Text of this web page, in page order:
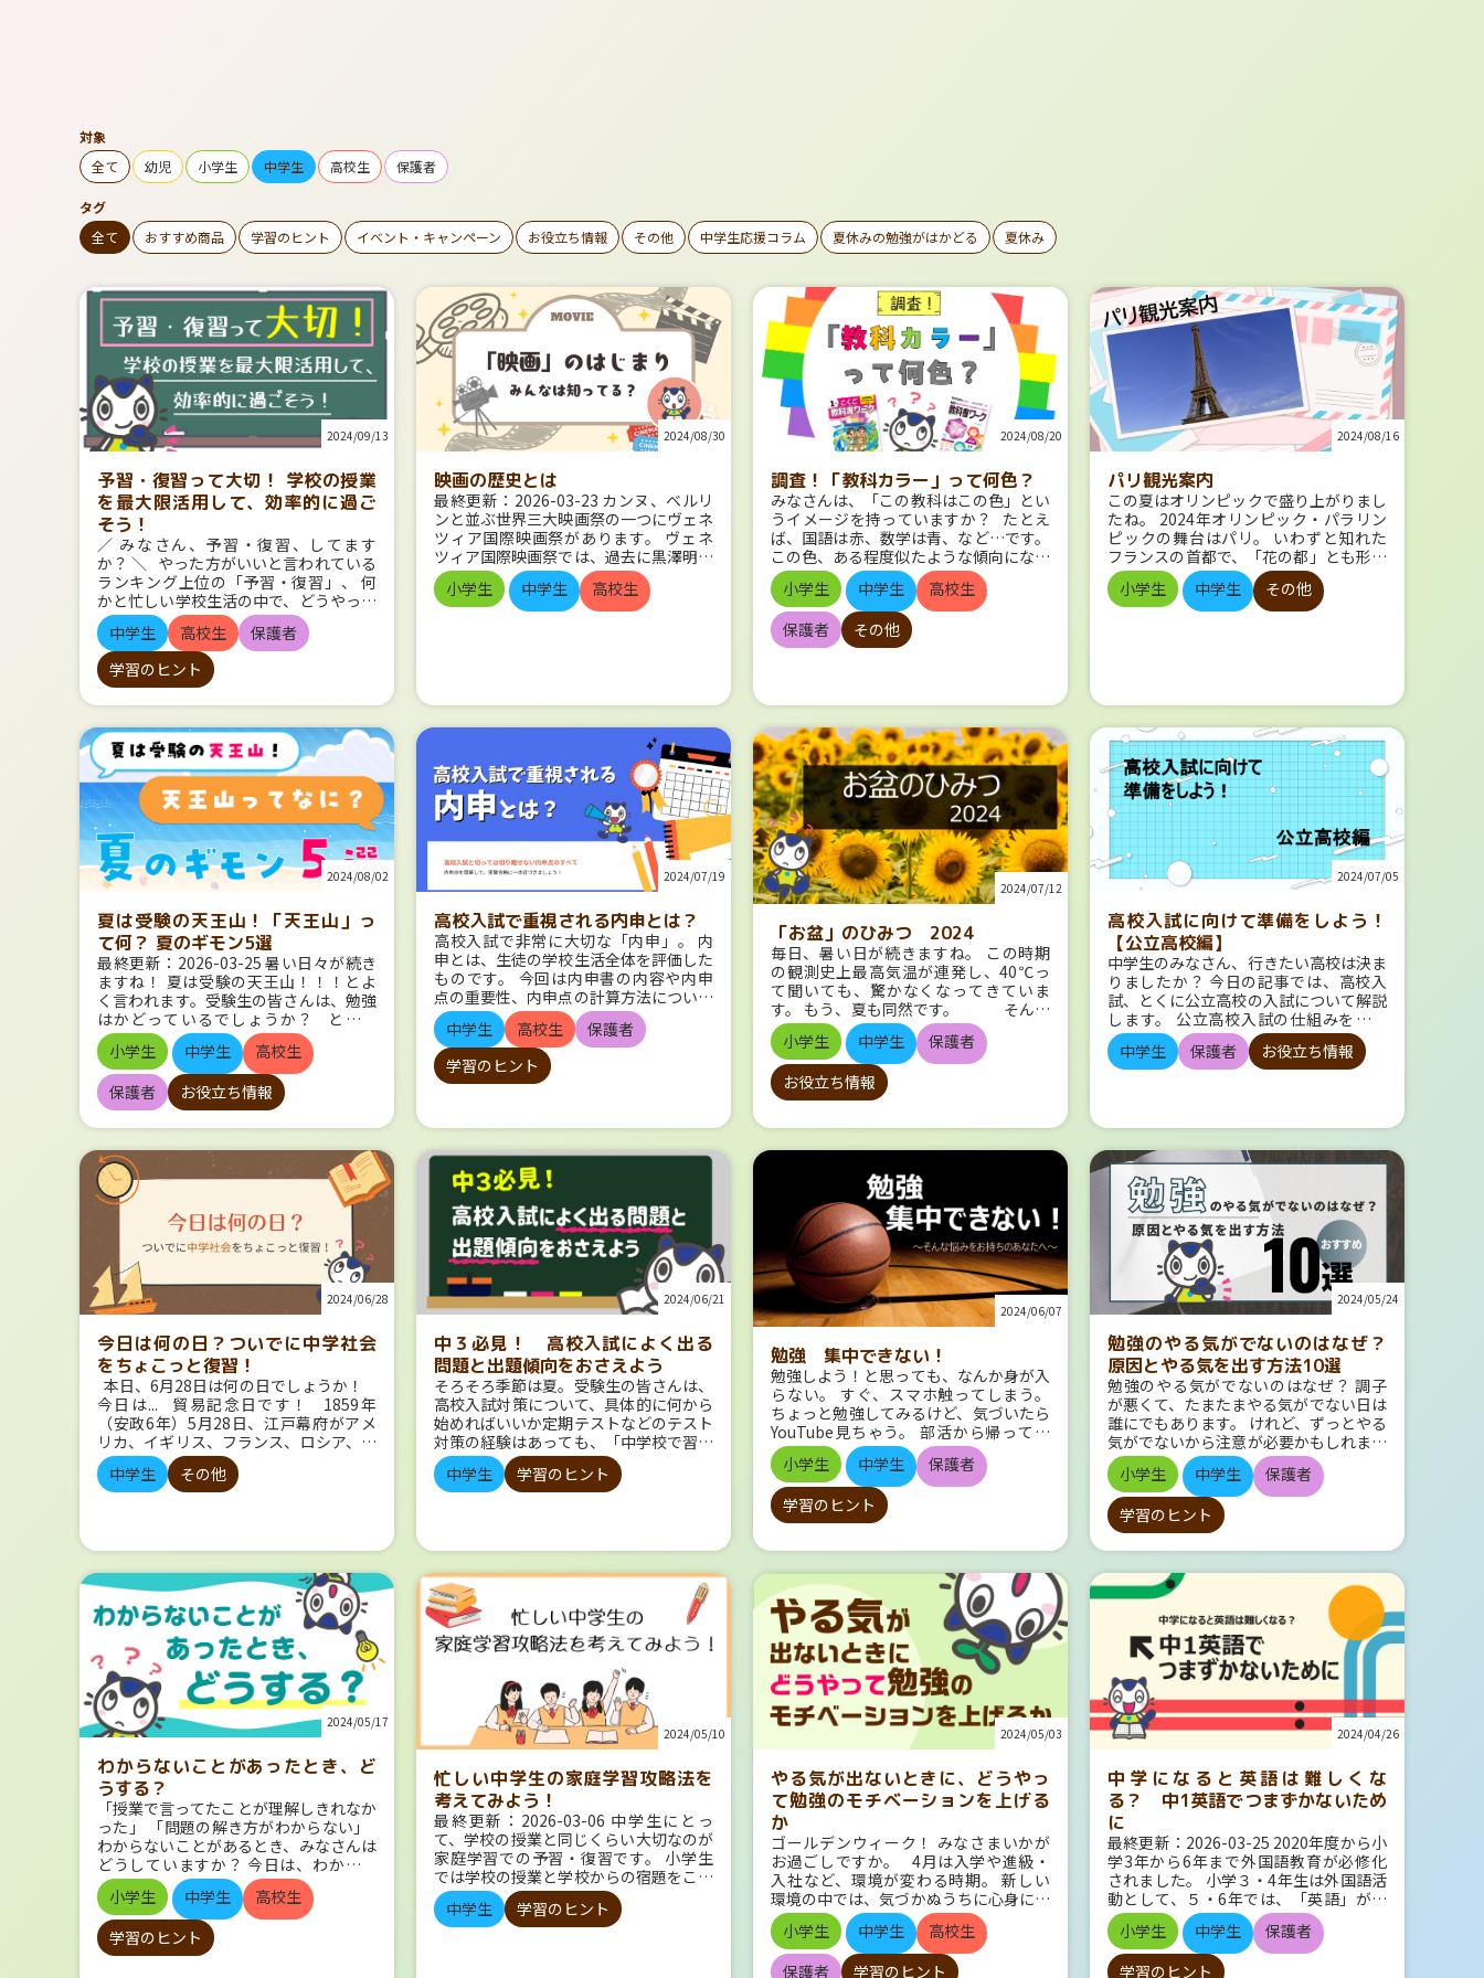
対象
全て
幼児 小学生 中学生 高校生 保護者
タグ
全て
おすすめ商品 学習のヒント イベント・キャンペーン お役立ち情報 その他 中学生応援コラム 夏休みの勉強がはかどる 夏休み
2024/09/13
予習・復習って大切！ 学校の授業
を最大限活用して、効率的に過ご
そう！
／ みなさん、予習・復習、してます
か？ ＼ やった方がいいと言われている
ランキング上位の「予習・復習」、 何
かと忙しい学校生活の中で、どうやって
やればいいの？ほんとにやる意味ある
の？？と思うこともあります。 結論か
ら言うと、意味はあります！ 今日は、
予習・復習の重要性と、やり方のポイン
トについてお話します。 予習・復
習の重要性 予習・授業・復習のサイ
クル 学校生活で最も大きな時間を占め
るのは、授業時間です。 ここを有効活
用しない手はありません。 予習・復習
は、”学校の授業”の価値を最大限高める
ものと言えます。 予習で準備をするこ
とで、授業中に話をしっかり聞けるよう
になります。 また、事前にわからない
ことを整理でき、どこを特に重点的に聞
けばいいかがわかります。 そして復習
つける。 予習→授業→復習のサイクル
で、学校の授業で学ぶ内容を増やし、そ
の他の時間を効率的に使えるようにしま
しょう。 テスト・入試対策への布石
今述べた通り、予習・復習をすること
で、 ”学校の授業”の中で自分の苦手の
発見・克服や、学習内容の定着をはかる
ことができるようになります。 すると、
テスト対策のスタート地点が変わってき
ます。 わからないことをわかるように
するところからではなく、練習に時間を
さけるようになるのです。 また、予
つけていけば、受験勉強の土台にもなり
ます。 やりたいことがたくさんある人
こそやろう 部活・習い事・趣味で毎日
忙しくて、時間がとれない！ そんな人
こそ、1日30分でも10分でもいいので、
予習・復習をしておくことをおすすめし
ます。 なぜなら、先ほども述べたよう
に、ちょっとした積み重ねが受験勉強の
アドバンテージとなるからです。 「受
験生になったら勉強しかやってはいけな
い」なんてことはありません。 ただ
し、土台ができていなければそこに時間
がとられ、結果的に勉強以外に時間が避
けないかもしれません。 受験期にも勉
強以外のやりたいことをやりたい、とい
う気持ちがあるのなら、 ちょっとずつ
でも今から布石を打っておきましょう。
予習・復習のメリット 予習・復習そ
なことはありませんか？ 英語の予習を
していなかった！！ ↓ 授業中、当て
られる前に和訳しなきゃ！と必死で辞書
をぱらぱら ↓ その間に先生が言って
いたことはほとんど聞けておらず、ノー
トもとれていない 予習は、こんな事態
を避けるために有効です。 しっかり準
備をして授業に臨むことで、落ち着いて
話を聞き、ノートをとることができま
す。 授業で聞くべきポイントがわかる
予習をしておくと、「ここは
どういうことだ？」という部分が出てき
ます。 疑問を持ちながら授業を聞くこ
とで、授業中に解決しやすくなります。
また、気になることがあると話を聞くの
も少し楽しくなりますよね。 授業に積
極的に参加できる 授業中の発言、した
方がいいと思っていても、なかなか手が
挙げられない… それは、答えが合って
いるか自信がないから、であることが多
いですよね。 予習をし、聞かれそうな
ポイントをあらかじめ見ておくことで、
中学生 高校生
保護者
学習のヒント
2024/08/30
映画の歴史とは
最終更新：2026-03-23 カンヌ、ベルリ
ンと並ぶ世界三大映画祭の一つにヴェネ
ツィア国際映画祭があります。 ヴェネ
ツィア国際映画祭では、過去に黒澤明監
督、稲垣浩監督、北野武監督が最高賞で
ある金獅子賞を受賞しています。また、
2023年開催された第80回ヴェネツィア
ェネツィア国際映画祭。最も歴史のある
国際映画祭だといわれていますが、皆さ
ん、そもそも映画のはじまりはいつか知
っていますか？ 今日は映画の誕生から
現代まで、その歴史を一緒に探ってみま
しょう！ 映画の始まり キネトスコ
ープの誕生 映画が誕生する前、人々は
絵を動かして見せる「動く絵」のような
ものに夢中でした。そんな中、19世紀
後半にアメリカの発明家トーマス・エジ
ソンが「キネトスコープ」という装置を
発明しました。この装置は箱の中にフィ
ルムを通し、それを上部についている覗
き穴から覗き、動く映像を見るものでし
た。今ある映画館のようにみんなで一緒
に観るのではなく、1人ずつ見るものだ
ったのです。 シネマトグラフの誕生
しかし、「キネトスコープ」による映像
はまだ映画と呼べるものではありません
でした。「映画」が誕生したのは、フラ
ンスのリュミエール兄弟が「シネマトグ
カメラと映写機が一体となった装置で、
1895年にパリで初めて一般公開されま
した。公開された「映画」は10編から
なる実写映画。彼らが撮影した『リュミ
エール工場の出口』という短い映像が
「映画」としての第一歩を踏み出したも
のとされています。 たった数十秒の短
い映像だったのですが、人々はまるで魔
法を見ているかのように驚きました。
て、実際に動いている映像をスクリーン
で見ることは大きな衝撃だったのです。
サイレント時代 さて、「映画」とい
えど、最初は物語性がない映像ばかりで
した。時代が下り20世紀にはいるとス
トーリー性をもつものの制作がはじまり
ます。 また、映画が誕生してからしば
らくの間、映画には音がありませんでし
た。これを「サイレント映画」と呼びま
オーケストラが演奏する音楽で楽しむも
のでした。言葉は画面にテキストとして
表示され、観客はそれを読みながらスト
ーリーを理解します。 セリフがないた
め、俳優たちは大げさな表情や動きを使
って感情を表現しました。例えば、チャ
ールズ・チャップリンという有名な俳
優。彼はその独特な動きや表情で、観客
に笑いと感動を届けました。 彼の作品
『キッド』や『モダンタイムス』は今で
も多くの人々に愛されていますね。この
時代、映画そのものの技術もどんどん進
化していきました。次第にカメラの動き
や編集技術も発展し、より複雑で面白い
物語が描かれるようになりました。
サイレントからトーキーへ 1920年代後
半、映画に革命が起こります。「音」の
導入です。この音が入った新しいタイプ
の映画を「トーキー映画」と呼びます。
1927年、映画『ジャズ・シンガー』が
公開され、最初のトーキー映画として
小学生 中学生 高校生
2024/08/20
調査！「教科カラー」って何色？
みなさんは、「この教科はこの色」とい
うイメージを持っていますか？ たとえ
ば、国語は赤、数学は青、など…です。
この色、ある程度似たような傾向になる
かと思えば、「え？その色なの！？」と
驚くこともありますよね。 SNSでも度々
話題となっている問題です。 『教科書
ワーク』の出版社、文理では、教科色が
だいたい決まっています。 なぜ今の色
にはどういうイメージが多いのだろう
か？ ということで、文理LINE公式アカ
ウントの友だちを対象に、アンケートを
実施しました。 ー実施内容ー 回答期
間：2024/8/16~8/19 回答人数：609名
国語、算数・数学、理科、社会、英語そ
れぞれについて、次の選択肢から選び回
答 ・赤系（ピンクも含む） ・青系 ・緑
系 ・オレンジ系（黄色も含む） ・紫系
・その他 ご協力くださった皆さん、あ
りがとうございました！ 早速結果を見
倒的多数で、赤系（ピンク含む）でし
た！ 次に多いのはオレンジ色で、暖色
系のイメージが強いようです。 ちなみ
に国語がオレンジ系であるときは、英語
が赤系であることが多かったです。 紫
からは、古文や漢文のようなイメージも
感じます。 算数・数学は？ これも圧
倒的な得票差で、青系が１位でした。
他の教科と比べても、イメージが共通し
ているようです。 その中でも、暖色の
の教科で青系を選んでいることがほとん
どでした。 理科は？ 理科は１位が緑
系、差はありますが、次点がオレンジ・
黄色でした。 自然を扱うこと、理系科
目で数学と同じ寒色のイメージがあるこ
となどからでしょうか。 理科がオレン
ジ系である場合、社会を緑色と置いてい
る場合が多いです。 理科は物理・科
学・生物・地学と４分野があり、どの分
野が最初に頭に浮かぶかによってもイメ
ージは異なるのかもしれません。 社会
は？ 1位はオレンジ系（黄色を含む）で
した。 2位は緑系で、そうとらえる場合
は理科がオレンジ系になるケースが多い
です。 または、理科が紫・社会が緑・
英語がオレンジ系、もよく見られまし
た。 オレンジ系が強い理由として、国
語が赤、算数・数学が青、理科が緑と考
えた場合は、 オレンジや黄色が残る、
という可能性や、歴史や地理から土のイ
の他のうち、22票は茶色でした） 理科
と同様に、地理は緑、歴史は茶色、公民
は紫…など、分野によっても印象が変わ
るかもしれませんね。 英語は？ 英語は
比較的分かれる結果となりました。 １
位は紫系ですが、オレンジ系、赤系もそ
こそこの得票です。 今回選択肢を統合
してしまいましたが、4教科以外の色と
してピンクや黄色を使うパターンが多い
のかもしれませんし、 教科のイメージ
というより、他の4教科以外の色という
ことで、ばらけているのかもしれませ
ん。 特徴的だったのは「その他」の解
答も多種多様であったことと、「何色で
もない」「特にイメージがない」「虹
色」などの解答があったことです。 結
果について 大きな傾向としては、 国語
＝赤・ピンク 算数・数学＝青 理科＝緑
社会＝オレンジ・黄 英語＝紫 が多いよ
うです。 国語が赤、算数・数学が青、
はかなり強く、その他の色をどの教科に
割り振るかには多少ばらつきがあります
ね。 ところで… 教科そのものに対し
小学生 中学生
高校生
保護者
その他
2024/08/16
パリ観光案内
この夏はオリンピックで盛り上がりまし
たね。 2024年オリンピック・パラリン
ピックの舞台はパリ。 いわずと知れた
フランスの首都で、「花の都」とも形容
されます。 今日はそんなパリについて
調べてみました。 パリの地形 パリはフ
ランスの中北部にあるフランス最大の都
「エスカルゴ」と形容されます。 （画
像出典：https://jp.freepik.com/free-v
ector/hand-drawn-town-map-illustra
tion_30121019.htm#fromView=searc
h&page=1&position=2&uuid=8c4b82
ba-e6ae-45b8-b89e-609a511e8836 著
作者：freepik） 古代から都市として
栄えたパリですが、おおよそ現在のよう
な形になったのは19世紀のことです。
当時のセーヌ県知事であるジョルジュ・
オスマンによって「パリ改造」と呼ばれ
る都市整備が行われました。 パリの名
所 パリには観光名所がたくさんありま
すね。有名どころをいくつかご紹介しま
す。 凱旋門 フランス語で「勝利のアー
チ」を意味する凱旋門。 凱旋門はヨー
ロッパ各地に見られますが、シャンゼリ
ゼ通りの西端にある「エトワール凱旋
門」は「凱旋門といえばコレ」というほ
ど有名ですね。 19世紀にナポレオンが
認める観光名所エッフェル塔ですが、当
時としては奇抜な外見だったため賛否両
論で、著名な芸術家たちによる論争が起
きました。 ルーブル美術館 実に30万
点以上の美術品を所蔵している世界最大
級の美術館です。建物自体にも歴史があ
り、もとは宮殿として利用されていたも
のです。 レオナルド＝ダ＝ヴィンチの
「モナリザ」をはじめ、「教科書で見た
示されています。 ちなみに、フランス
人に「モナリザ」と言っても通じませ
ん。フランスでは、La Joconde（ラ・
ジョコンドゥ）と呼びます。 ちなみ
に、パリにはルーブル美術館以外にも、
19世紀の印象派の絵画を多く収蔵して
いる「オルセー美術館」、現代アートの
コレクションを展示する「ポンピドゥー
芸術文化センター」など、たくさんの有
名美術館があります。 旅行で使えるフ
ランス語 パリに旅行に行ったら、是非
フランス語で話してみましょう。 こん
にちは Bonjour. （ボンジュール） あ
りがとう Merci. （メルスィー） さよ
うなら Au revoir. （オ ルヴォワー
ル） はい Oui. （ウィ） いいえ No
n. （ノン） いくらですか？ C’est c
ombien? （セ コンビヤン） これ
は何ですか？ Qu'est-ce que c'est？
（ケスク セ？） 味見していいです
か？ Je peux goûter ? （ジュ プ
グテ？） お会計をお願いします。
L’addition, s’il vous plaît. （ラディス
ィヨン スィル ヴ プレ） もっと知
りたくなったら！ パリについて、もっ
と知りたくなったら『旅するワーク ヨ
ーロッパ』がおすすめです。 （パリ以
外のヨーロッパの主要都市についても、
紹介しています。） 旅行ガイドでおな
じみの「地球の歩き方」とのコラボし
た、社会科ワークブックです。 お家に
いながら世界各地の地理歴史が学べま
す。旅に出たくなる楽しい情報盛りだく
さんです。 ▶シリーズページはこちら
小学生 中学生 その他
2024/08/02
夏は受験の天王山！「天王山」っ
て何？ 夏のギモン5選
最終更新：2026-03-25 暑い日々が続き
ますね！ 夏は受験の天王山！！！とよ
く言われます。受験生の皆さんは、勉強
はかどっているでしょうか？ ところ
で…「天王山」って、何か知っています
か？ 今日は、夏にまつわる、ちょっと
したギモンを５つ取り上げます！ 夏
は受験の天王山！「天王山」って何？
「天王山」は、「てんのうざん」と読み
ます。どういう意味でしょうか？ 天王
山とはとても高い山のことで、登るのが
大変だけど重要という意味…… という
ことではありません。 天王山は京都に
ある山のことで、本能寺の変のあと、明
智光秀と羽柴秀吉が戦った場所です。明
智光秀は織田信長の家臣でしたが、信長
を裏切ります。信長は京都の本能寺で命
を落とすことになりました。これが本能
寺の変です。同じく信長の家臣であった
羽柴秀吉（のちの豊臣秀吉）が、敵討ち
のため京都へ進軍。光秀は京都で迎え撃
ちます。 2人の戦いは秀吉の勝利で終わ
り、その後秀吉が天下統一を果たすわけ
ですが… その中で、「秀吉が先に天王
山を占拠したこと」が、勝敗の大きな分
かれ目となったといわれています。 こ
のことから、「勝敗の分かれ目」「ここ
一番の大勝負」といったときに、「天王
山」という言葉を使うようになりまし
はなぜ？ 「暑い暑い」と言いながら、
家に帰っているとき…道路の上のあたり
が、ゆらゆらして見えることはありませ
んか？ これは、「シュリーレン現象」
と呼ばれる現象です。強い日差しでアス
ファルトが温まると、地面に近い空気が
温められて、膨張します。 膨張すると、
空気の密度が低くなり、密度の高い空気
がある方に上昇していきます。 密度が
わってきます。 密度の異なる空気が混
ざり合うことで光の屈折が様々な方向に
起こり、それがゆらぎとして目に見えて
いるのです。 この空気のゆらぎは、
「陽炎（かげろう）」とも呼ばれます。
かっこいいですね。 なお、シュリーレ
ン現象は空気中だけで起こるものではな
く、水に食塩や砂糖などを溶かすときに
も見ることができます。 どうして花
火大会は夏に多いの？ 花火大会はとて
も楽しいけど、蒸し暑いし人も多くて大
小学生 中学生
高校生
保護者
お役立ち情報
2024/07/19
高校入試で重視される内申とは？
高校入試で非常に大切な「内申」。 内
申とは、生徒の学校生活全体を評価した
ものです。 今回は内申書の内容や内申
点の重要性、内申点の計算方法について
詳しく説明します。 普段のみなさんの
学校生活をもとに作られる内申書の中身
を理解して、内申点を着実に上げていき
ましょう！ 高校に提出される内申書
内申書（調査書）とは 内申書（調査
記録などを総合的にまとめた評価書であ
り、中学校９教科の５段階評定を点数化
したものです。 これらは高校入試で合
否を左右する重要な書類で、みなさんが
志望する高校に提出される公式な文書と
なります。 日頃のみなさんの様子が反
映されるため、早めの対策が重要になっ
てきます。 成績表（通知表）との違い
通知表は、生徒と保護者に渡されるもの
で、各学期の教科の成績や授業態度の評
価が記載されています。先生の所見欄な
どもありますね。 つまり、通知表は学
期ごとの学業成績が記載される一方、内
申書は学年ごとの学業成績が記載される
という点が大きな違いといえます。 ※
ただし、受験を寸前に控えた中３の成績
は学年末まで入ると間に合わないため、
間に合う時点での成績が反映されていま
す。３学期制だと２学期まで、２学期制
だと後期の中間までが内申書に反映され
「学力テストと内申点の合算で合否が決
まる」から」です。 多くの高校では、
学力テストの成績と内申点を合算して合
否を決定します。 そのため、学力テス
トで高得点を取るだけでは合格が難し
く、日頃の積み重ねによる「内申点」が
重要になるというわけですね。 内申点
が合否を分けることもある 特に競争の
激しい高校では、学力テストの点数が同
じ場合、内申点が高い生徒が優先される
ことが多いです。 こう聞くと、一発で結
果が決まってしまう学力テストだけでな
く、内申点を上げることが合否を左右す
る重要なポイントになることが、じわじ
わと伝わるのではないでしょうか。
内申点の扱い 内申点は公立高校と私立
高校で扱われ方が異なります。 詳しく
見てみましょう。 公立高校の場合 すべ
ての都道府県で「内申点」が公立高校の
入試判定に活用されており、内申点の比
中学生 高校生
保護者
学習のヒント
2024/07/12
「お盆」のひみつ 2024
毎日、暑い日が続きますね。 この時期
の観測史上最高気温が連発し、40℃っ
て聞いても、驚かなくなってきていま
す。 もう、夏も同然です。 そんな
今日この頃、学生さんは夏休みも間近！
お勤めの方は、「お盆休み」はどう過
ごそうか、そろそろ頭をよぎる頃です
ね。 皆さん、お盆が待ち遠しいのでは
ないでしょうか？ 私自身がお盆休みを
つ？ 今年2024年のお盆は、8月13日か
ら16日です。 盆の入りが13日、盆の明
けが16日。地域によって異なります
が、この期間に「お盆休み」を設定する
会社が多いのではないでしょうか。 今
年は、8月11日の山の日が日曜日のた
め、12日の月曜日が振替休日となり、8
月10日の土曜日から8月18日の日曜日ま
での9連休になるところが多そうです。
（ちなみに、弊社のお盆休みも8月13日
～16日なので、9連休です！） やは
り「お盆」というと、「8月」を思いま
すよね。 ここで、あらためて『お盆』
のおさらいです。 全国的に「お盆」と
いえば、8月15日が主流になっています
が、 8月のお盆を「旧盆」、 7月のお盆
を「新盆」といいます。 全国的には
8月の「旧盆」の地域が多いですが、 7
月の「新盆」の地域は、東京の一部や、
木、佐賀の一部地域が7月だそうです。
（また、東京の多摩地区では7月下旬か
ら、沖縄では8月中下旬に行う場合も）
なぜ、7月と8月と分かれているかと
いうと、暦の変化です。 明治時代に旧暦
から新暦に変わったため、それに伴っ
て、のようですが、農家の方の繁忙期と
重なったからということもあるようで
す。 そもそも「お盆」って？ 諸説あ
りますが、「お盆」はやはり仏教から来
ている言葉で、「盂蘭盆会」（うらぼん
す。 「ウラバンナ」という音からきて
いて、それは「逆さ吊りの苦しみ」とい
う意味です。 逆さ吊りにされたような
苦しみを受けている人に供養をしたとこ
ろ、その功徳によって救われたそうで
す。 そのような信仰や仏教思想が結び
ついてできた行事と言われています。
「お盆」で何をやる？ 地域や宗
派によって、さまざまなので一概に言え
ませんが、ここでは一般的なことを紹介
してみたいと思います。 迎え火 ご先祖
小学生 中学生
保護者
お役立ち情報
2024/07/05
高校入試に向けて準備をしよう！
【公立高校編】
中学生のみなさん、行きたい高校は決ま
りましたか？ 今日の記事では、高校入
試、とくに公立高校の入試について解説
します。 公立高校入試の仕組みを理解
して、入試に向けてしっかり準備をしま
しょう。 そのまえに、まずは、公立高
校とはどんな学校なのかを見ておきまし
よって、公立高校、私立高校、国立高校
があります。 公立高校 公立高校は、都
道府県や市町村などの地方自治体が運営
する高校です。原則として、その地域に
住む人だけが通うことができます。 私
立高校 私立高校は、学校法人などが運
営する高校で、学校ごとに建学の精神を
もち、独自の特色ある教育を行っていま
す。 国立高校 国立学校法人が運営して
いる高校です。国立大学付属のため、充
実した教育環境が整えられており、教育
水準も高いです。 公立高校の特徴 3種
類の高校のうち、公立高校の特徴をもう
少し詳しく見てみましょう。 普通科と
専門学科 公立高校は、大きく普通科と
専門学科に分けられます。 ●普通科…
広く一般的な知識を学ぶ学科。進学希望
者向けのカリキュラムを組むところが多
い ●専門学科…特定の分野についての
専門知識や技術を学ぶ学科 近年は、普
通科と専門学科の要素を合わせもつ総合
学科も増えつつあります。 学費 公立高
均で140万ほどです。 私立高校の総合平
均が300万ほどなので、大幅に安く抑え
られています。 校風 公立高校の校風は
学校によってさまざまですが、一般的な
傾向として、私立高校に比べて校則など
が厳しくなく、自由度が高い学校が多い
です。 地域で異なる公立高校入試 こ
こからは、公立高校の受験を考えている
人に向けて、入試の特徴をお伝えしま
す。 地域によって入試の仕組みが異な
る 大前提として、公立高校の入試制度
は、各都道府県または市町村などの地方
自治体が定めています。 地域によって
制度が異なるため、公立高校を受験する
際は、必ず自分が受験する公立高校が属
する自治体の情報を確認しましょう。
「学区」が定められている地域もある
地域によっては「学区」を定めていると
ころもあります。学区とは、通学を認め
る範囲として決められた区域を指しま
す。 学区が定められている普通科の公
中学生 保護者 お役立ち情報
2024/06/28
今日は何の日？ついでに中学社会
をちょこっと復習！
本日、6月28日は何の日でしょうか！
今日は... 貿易記念日です！ 1859年
（安政6年）5月28日、江戸幕府がアメ
リカ、イギリス、フランス、ロシア、オ
ランダの５か国との間に結んだ友好通商
条約に基づき、 横浜、長崎、函館の各
港で自由貿易の開始を布告しました。
（当時は通商産業省）によって1963年
に制定されました。 輸出入の重要性に
ついて、広く認識を深めることを目的と
しているそうです。 貿易記念日は、電
気記念日（3月25日）、発明記念日（4
月18日）、計量記念日（11月1日）とと
もに経済産業省4大記念日のひとつとな
っています。 そんな貿易記念日にちな
んで、自由貿易の開始が布告された185
9年あたりの流れを、中学社会の内容で
振り返ってみたいと思います。 幕末の
流れをチェック！ それでは、なぜ1859
年（安政6年）5月28日に、自由貿易の
開始を布告することになったのでしょう
か？ ●ペリーの来航 1853年、アメリ
カのペリーが浦賀に来航し、江戸幕府に
開国を求めました。 翌年、日米和親条
約を結び、日本は開国することとなりま
す。 このときは、下田・函館の２港を
開き、アメリカの船に食料や水、船の燃
料である石炭を供給することになりまし
た。 ●不平等条約の締結 1858年、ア
中学生 その他
2024/06/21
中３必見！ 高校入試によく出る
問題と出題傾向をおさえよう
そろそろ季節は夏。受験生の皆さんは、
高校入試対策について、具体的に何から
始めればいいか定期テストなどのテスト
対策の経験はあっても、「中学校で習っ
たすべてが範囲のテスト」となると、何
から始めればいいか、果たして間に合う
のか…塾に通っていない場合は特に、不
を知っておきましょう！どういう問題が
出るのか、出題傾向はどうなのか。これ
をおさえておくだけでも、勉強の進め方
がイメージしやすくなるはずです。 目
次 高校入試の出題傾向と対策 高校入
試 英語の頻出問題＆出題傾向 高校入
試 数学の頻出問題＆出題傾向 高校入
試 国語の頻出問題＆出題傾向 高校入
試 理科の頻出問題＆出題傾向 高校入
試 社会の頻出問題＆出題傾向 高校入
試対策 おすすめ問題集３選 おわりに
頻出問題 中学校で習ったすべてが出題
範囲！といっても、各教科ごとにある程
度は出やすい問題・出やすいジャンル・
頻出の問題形式があります。また、大問
がだいたいいくつあって、それぞれの大
問では何が聞かれるか、ということもあ
る程度決まっています。やみくもに覚え
ようとするのではなく、まず何がどうで
るのかを知っておくことが重要です。
中学生 学習のヒント
2024/06/07
勉強 集中できない！
勉強しよう！と思っても、なんか身が入
らない。 すぐ、スマホ触ってしまう。
ちょっと勉強してみるけど、気づいたら
YouTube見ちゃう。 部活から帰ってき
て、疲れてしまう。 よくわからないけ
ど、なかなか集中できなかったりするの
ではないでしょうか。 どうにか、集中
して勉強できる方法はないものでしょう
か。 勉強に集中できない理由 集中で
ンごとに見てみたいと思います。 部活
などが忙しくて集中できない 学生生活
は勉強だけではありません。部活をやっ
ているよ、という人も多いでしょう。
部活をやっている人は毎日、練習があっ
たり、時には夜遅くまでかかったりしま
すね。 家に帰ってきたらもう時間も遅
く、真っ暗ということもあるでしょう。
時間がかかった、遅くなる、ということ
だけでなく、身体的にも疲れます。 特
に、運動部で走り回ったりしたら、疲れ
て帰ってきます。 1日の中で、授業を聞
いて、そのあとで部活をやって帰ってく
ると、もうグッタリになるのも当然で
す。 そうなると、帰ってきて勉強しよう
としてもなかなか集中できないですよ
ね。 周りがうるさくて集中で
きない いやいや周りがうるさくて集中
できないんですよ～、っていう人もいる
でしょう。 ご家庭の事情で、どうしても
一人部屋でない、とかリビングでしか勉
小学生 中学生
保護者
学習のヒント
2024/05/24
勉強のやる気がでないのはなぜ？
原因とやる気を出す方法10選
勉強のやる気がでないのはなぜ？ 調子
が悪くて、たまたまやる気がでない日は
誰にでもあります。 けれど、ずっとやる
気がでないから注意が必要かもしれませ
ん！ どうしてなかなかやる気がでない
のでしょうか？ 目標が定まっていない
から 高校入試を控えた受験学年なら、
入試に向けて頑張るという目標を立てや
すいですが、中学１、２年生のときは
日々勉強する目的や目標を立てるのが難
しいかもしれません。 目的が定まって
いない状態でやる気を維持し続けるのは
とても大変なことです。 「定期テスト
で～点取る」「前回よりも良い順位を目
指す」など、なにかしらの目標を定める
ことでモチベーションを維持しやすくな
ります。 勉強する環境が整っていない
から ●部屋が散らかっている ●周りの
雑音が大きい ●スマホやゲームが横に
ある 上記のような、勉強に集中しづら
とがあります。 勉強以外のことに意識
が向いてしまうと、勉強のやる気がそが
れてしまうので、勉強に集中できる環境
を整えることも大切です。 勉強方法が
わからないから 勉強をしなきゃいけな
いという気持ちはあるけれど、何をすれ
ばよいかわからずに結局勉強のやる気が
なくなってしまったという経験はありま
せんか。 勉強方法と調べたらやり方を
紹介する記事がたくさんでてきますが、
多すぎどの勉強方法で勉強すればよいか
小学生 中学生
保護者
学習のヒント
2024/05/17
わからないことがあったとき、ど
うする？
「授業で言ってたことが理解しきれなか
った」 「問題の解き方がわからない」
わからないことがあるとき、みなさんは
どうしていますか？ 今日は、わからな
いことがあったときの解決方法につい
て、 いくつかご紹介します！ 先生に
聞く 授業やテストでわからないことが
あるとき、一番手っ取り早いのは先生に
聞くことです。 質問する前には「何が
小学生 中学生
高校生
学習のヒント
2024/05/10
忙しい中学生の家庭学習攻略法を
考えてみよう！
最終更新：2026-03-06 中学生にとっ
て、学校の授業と同じくらい大切なのが
家庭学習での予習・復習です。 小学生
では学校の授業と学校からの宿題をこな
すことができれば大きく学力の差がつい
てしまうことはありませんでしたが、
中学校からは学校の授業外での勉強時間
中学生 学習のヒント
2024/05/03
やる気が出ないときに、どうやっ
て勉強のモチベーションを上げる
か
ゴールデンウィーク！ みなさまいかが
お過ごしですか。 4月は入学や進級・
入社など、環境が変わる時期。 新しい
環境の中では、気づかぬうちに心身に疲
労がたまっているものです。 ゴールデ
ンウィークは、ぜひゆっくりと体を休め
てください。 と、言いたいところで
小学生 中学生
高校生
保護者
学習のヒント
2024/04/26
中学になると英語は難しくな
る？ 中1英語でつまずかないため
に
最終更新：2026-03-25 2020年度から小
学3年から6年まで外国語教育が必修化
されました。 小学３・4年生は外国語活
動として、５・6年では、「英語」が正
式な教科になりました。 これまでは英
語は中学校からでした。 小学校での英
語、中学校での英語とはやはりちがうの
小学生 中学生
保護者
学習のヒント